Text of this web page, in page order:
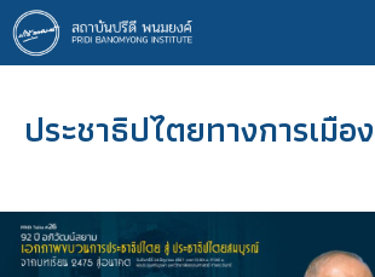
ข้าม
ไป
ยัง
หลักประชาธิปไตยทางการเมือง